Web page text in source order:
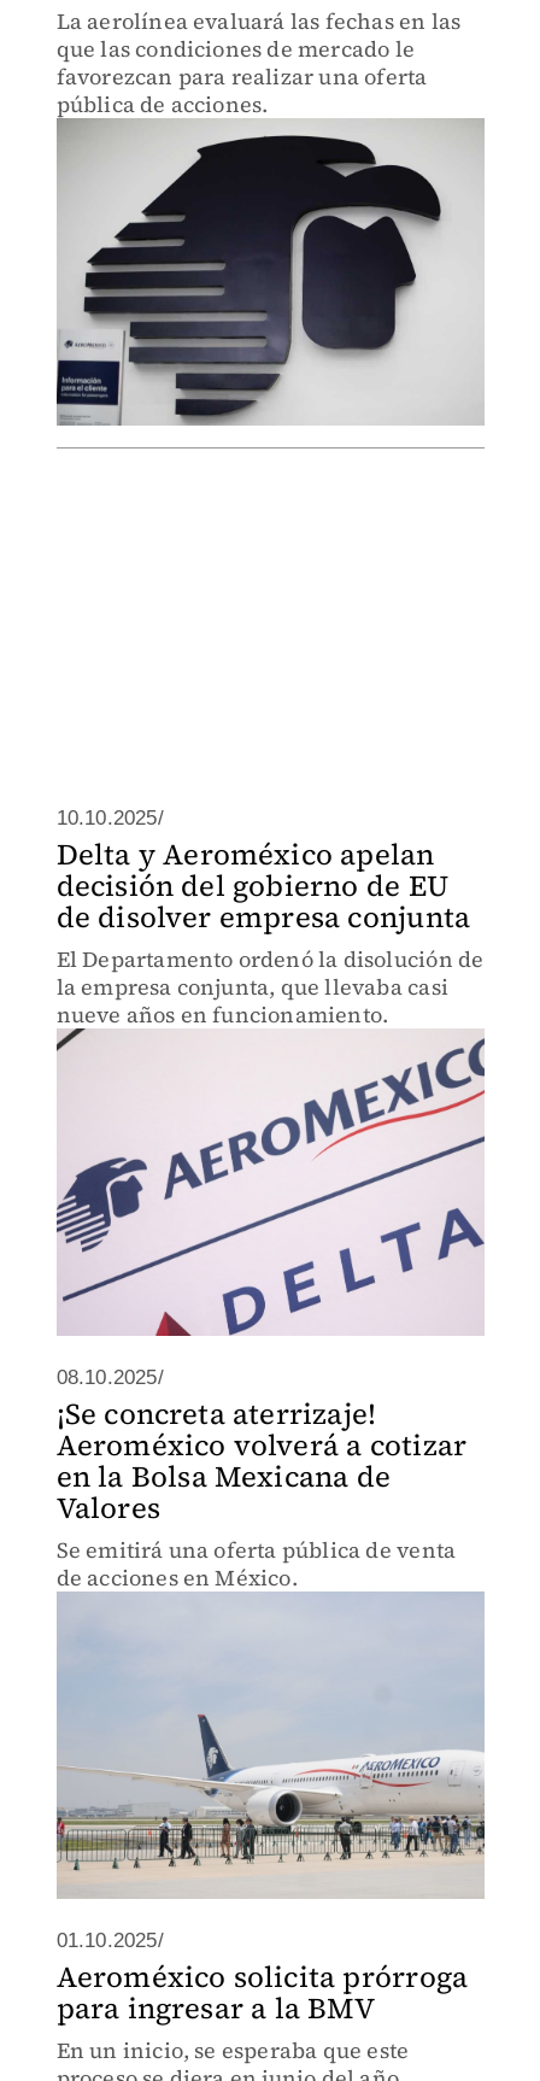
La aerolínea evaluará las fechas en las
que las condiciones de mercado le
favorezcan para realizar una oferta
pública de acciones.
10.10.2025/
Delta y Aeroméxico apelan
decisión del gobierno de EU
de disolver empresa conjunta
El Departamento ordenó la disolución de
la empresa conjunta, que llevaba casi
nueve años en funcionamiento.
08.10.2025/
¡Se concreta aterrizaje!
Aeroméxico volverá a cotizar
en la Bolsa Mexicana de
Valores
Se emitirá una oferta pública de venta
de acciones en México.
01.10.2025/
Aeroméxico solicita prórroga
para ingresar a la BMV
En un inicio, se esperaba que este